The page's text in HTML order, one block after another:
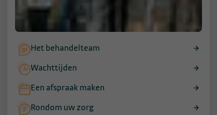
Het behandelteam
Wachttijden
Een afspraak maken
Rondom uw zorg